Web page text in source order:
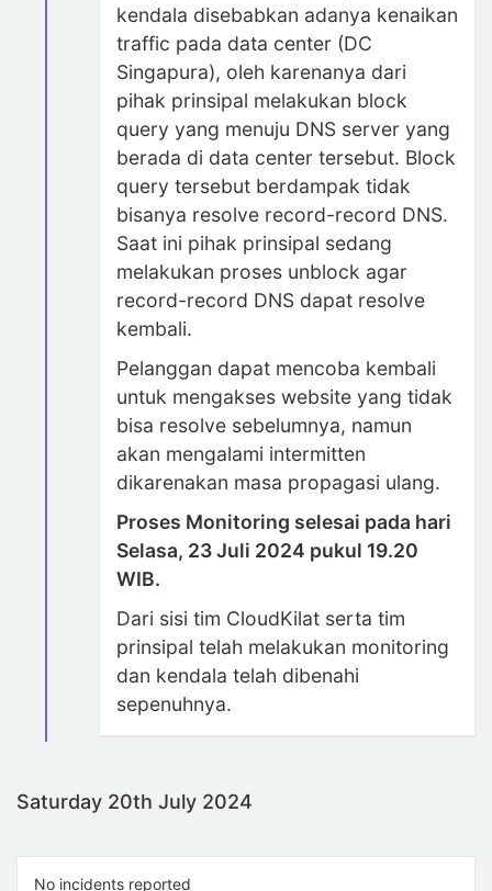
kendala disebabkan adanya kenaikan
traffic pada data center (DC
Singapura), oleh karenanya dari
pihak prinsipal melakukan block
query yang menuju DNS server yang
berada di data center tersebut. Block
query tersebut berdampak tidak
bisanya resolve record-record DNS.
Saat ini pihak prinsipal sedang
melakukan proses unblock agar
record-record DNS dapat resolve
kembali.
Pelanggan dapat mencoba kembali
untuk mengakses website yang tidak
bisa resolve sebelumnya, namun
akan mengalami intermitten
dikarenakan masa propagasi ulang.
Proses Monitoring selesai pada hari
Selasa, 23 Juli 2024 pukul 19.20
WIB.
Dari sisi tim CloudKilat serta tim
prinsipal telah melakukan monitoring
dan kendala telah dibenahi
sepenuhnya.
Saturday 20th July 2024
No incidents reported